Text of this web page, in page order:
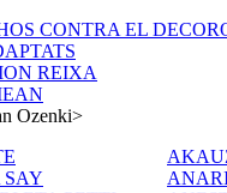
CONTRA EL
REIXA
>